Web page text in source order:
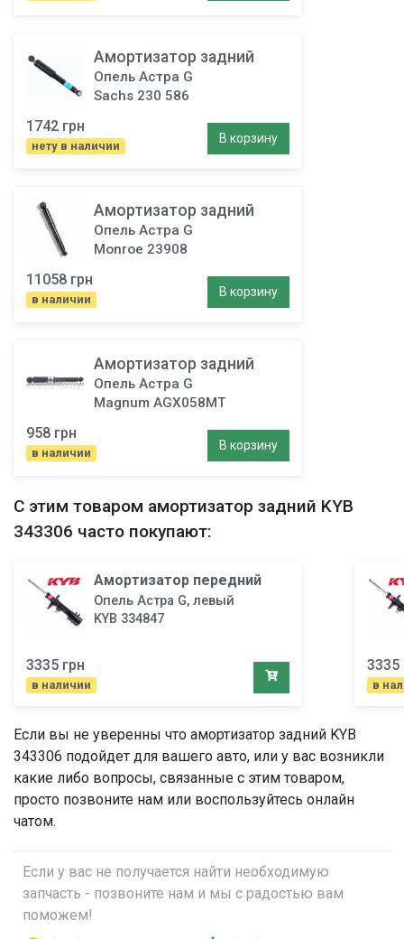
Амортизатор задний
Опель Астра G
Sachs 230 586
1742 грн
нету в наличии
В корзину
Амортизатор задний
Опель Астра G
Monroe 23908
11058 грн
в наличии
В корзину
Амортизатор задний
Опель Астра G
Magnum AGX058MT
958 грн
в наличии
В корзину
С этим товаром амортизатор задний KYB
343306 часто покупают:
Амортизатор передний
Опель Астра G, левый
KYB 334847
3335 грн
в наличии
3335
в
Если вы не уверенны что амортизатор задний KYB
343306 подойдет для вашего авто, или у вас возникли
какие либо вопросы, связанные с этим товаром,
просто позвоните нам или воспользуйтесь онлайн
чатом.
Если у вас не получается найти необходимую
запчасть - позвоните нам и мы с радостью вам
поможем!